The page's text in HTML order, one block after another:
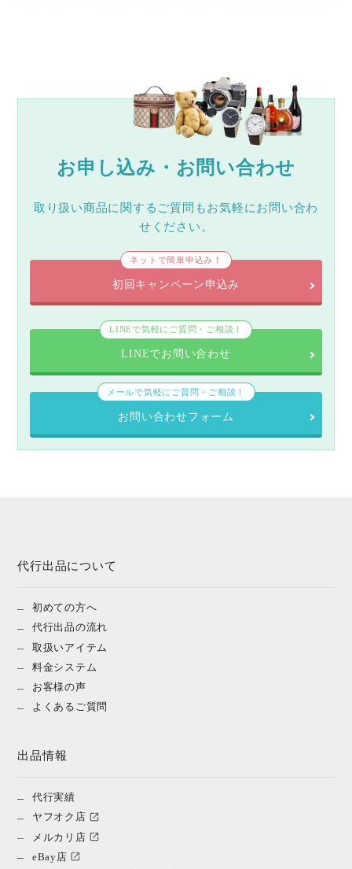
お申し込み・お問い合わせ
取り扱い商品に関するご質問もお気軽にお問い合わ
せください。
ネットで簡単申込み！
初回キャンペーン申込み
LINEで気軽にご質問・ご相談！
LINEでお問い合わせ
メールで気軽にご質問・ご相談！
お問い合わせフォーム
代行出品について
初めての方へ
代行出品の流れ
取扱いアイテム
料金システム
お客様の声
よくあるご質問
出品情報
代行実績
ヤフオク店
メルカリ店
eBay店